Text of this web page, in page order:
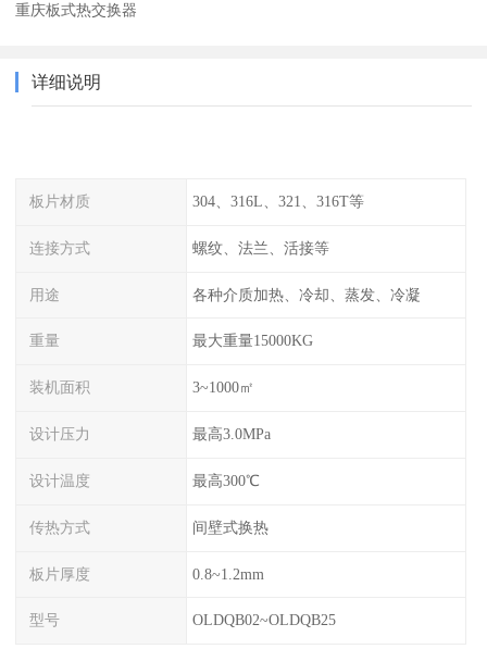
重庆板式热交换器
详细说明
板片材质 304、316L、321、316T等
连接方式 螺纹、法兰、活接等
用途 各种介质加热、冷却、蒸发、冷凝
重量 最大重量15000KG
装机面积 3~1000㎡
设计压力 最高3.0MPa
设计温度 最高300℃
传热方式 间壁式换热
板片厚度 0.8~1.2mm
型号 OLDQB02~OLDQB25